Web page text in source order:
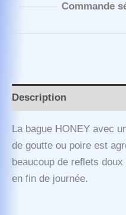
Commande
Description
La bague HONEY avec
de goutte ou poire est
beaucoup de reflets
en fin de journée.